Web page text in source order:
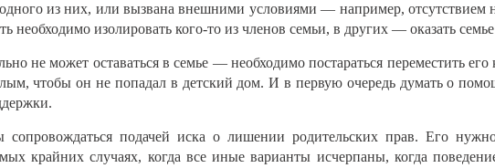
одного из них, или вызвана внешними условиями — например, отсутствием
необходимо изолировать кого-то из членов семьи, в других — оказать
не может оставаться в семье — необходимо постараться переместить
чтобы он не попадал в детский дом. И в первую очередь думать о
подачей иска о лишении родительских прав. Его
крайних случаях, когда все иные варианты исчерпаны, когда